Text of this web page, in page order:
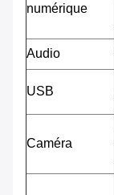
numérique
Audio
USB
Caméra